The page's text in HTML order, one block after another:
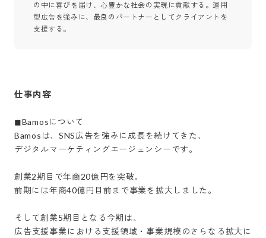
の中に喜びを届け、心豊かな社会の実現に貢献する。運用
型広告を強みに、最良のパートナーとしてクライアントを
支援する。
仕事内容
◼︎Bamosについて
Bamosは、SNS広告を強みに成長を続けてきた、
デジタルマーケティングエージェンシーです。
創業2期目で年商20億円を突破。
前期には年商40億円目前まで事業を拡大しました。
そして創業5期目となる今期は、
広告支援事業における支援領域・事業規模のさらなる拡大に